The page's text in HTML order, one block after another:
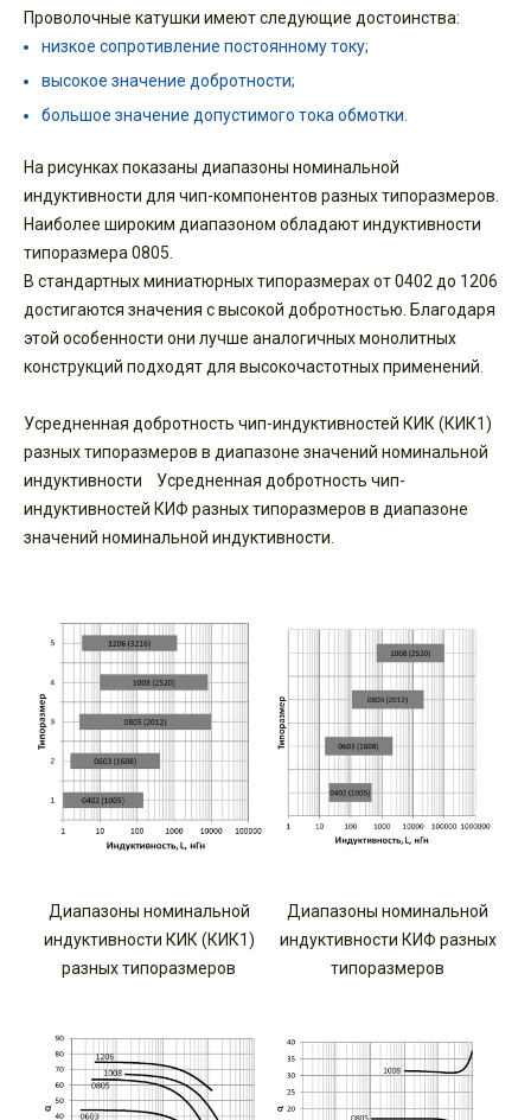
Проволочные катушки имеют следующие достоинства:
низкое сопротивление постоянному току;
высокое значение добротности;
большое значение допустимого тока обмотки.
На рисунках показаны диапазоны номинальной
индуктивности для чип-компонентов разных типоразмеров.
Наиболее широким диапазоном обладают индуктивности
типоразмера 0805.
В стандартных миниатюрных типоразмерах от 0402 до 1206
достигаются значения с высокой добротностью. Благодаря
этой особенности они лучше аналогичных монолитных
конструкций подходят для высокочастотных применений.
Усредненная добротность чип-индуктивностей КИК (КИК1)
разных типоразмеров в диапазоне значений номинальной
индуктивности Усредненная добротность чип-
индуктивностей КИФ разных типоразмеров в диапазоне
значений номинальной индуктивности.
Диапазоны номинальной
индуктивности КИК (КИК1)
разных типоразмеров
Диапазоны номинальной
индуктивности КИФ разных
типоразмеров